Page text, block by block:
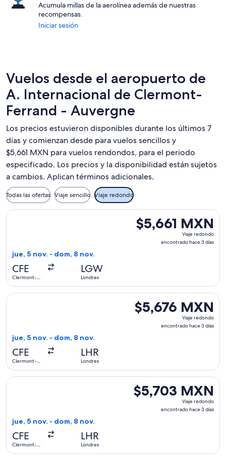
Acumula millas de la aerolínea además de nuestras
recompensas.
Iniciar sesión
Vuelos desde el aeropuerto de
A. Internacional de Clermont-
Ferrand - Auvergne
Los precios estuvieron disponibles durante los últimos 7
días y comienzan desde para vuelos sencillos y
$5,661 MXN para vuelos rendondos, para el periodo
especificado. Los precios y la disponibilidad están sujetos
a cambios. Aplican términos adicionales.
Todas las ofertas Viaje sencillo Viaje redondo
$5,661 MXN
Viaje
redondo,
$5,661 MXN
Viaje redondo
encontrado hace 3 días
jue, 5 nov. - dom, 8 nov.
CFE
Clermont-
LGW
Londres
Seleccionar vuelo de Air France, con salida el jue, 5 nov.
$5,676 MXN
Viaje
redondo,
$5,676 MXN
Viaje redondo
encontrado hace 3 días
jue, 5 nov. - dom, 8 nov.
CFE
Clermont-
LHR
Londres
Seleccionar vuelo de Air France, con salida el jue, 5 nov.
$5,703 MXN
Viaje
redondo,
$5,703 MXN
Viaje redondo
encontrado hace 3 días
jue, 5 nov. - dom, 8 nov.
CFE
Clermont-
LHR
Londres
Seleccionar vuelo de Air France, con salida el jue, 5 nov.